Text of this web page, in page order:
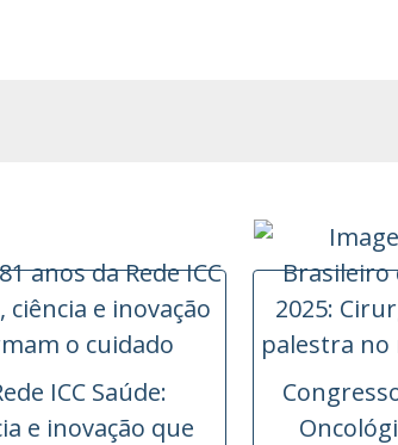
ICC Saúde:
e inovação que